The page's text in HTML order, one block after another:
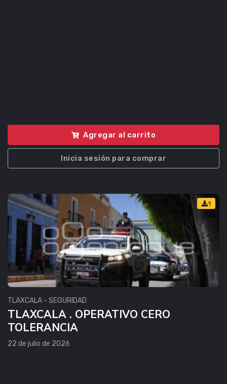
Agregar al carrito
Inicia sesión para comprar
1
TLAXCALA - SEGURIDAD
TLAXCALA . OPERATIVO CERO
TOLERANCIA
22 de julio de 2026